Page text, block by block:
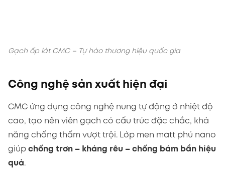
cao, tạo nên viên gạch có cấu trúc đặc chắc, khả
năng chống thấm vượt trội. Lớp men matt phủ nano
giúpchống trơn – kháng rêu – chống bám bẩn hiệu
quả.